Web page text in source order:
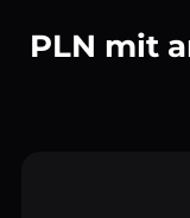
PLN mit